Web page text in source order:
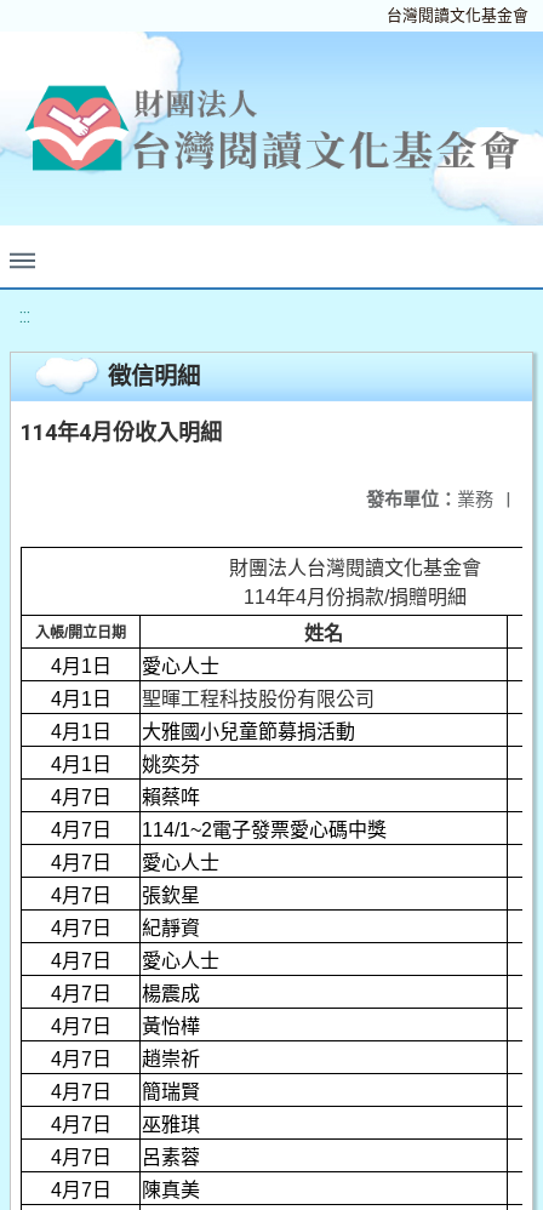
台灣閱讀文化基金會
:::
徵信明細
114年4月份收入明細
發布單位： 業務 |
財團法人台灣閱讀文化基金會
114年4月份捐款/捐贈明細
入帳/開立日期
姓名
4月1日
愛心人士
4月1日
聖暉工程科技股份有限公司
4月1日
大雅國小兒童節募捐活動
4月1日
姚奕芬
4月7日
賴蔡哖
4月7日
114/1~2電子發票愛心碼中獎
4月7日
愛心人士
4月7日
張欽星
4月7日
紀靜資
4月7日
愛心人士
4月7日
楊震成
4月7日
黃怡樺
4月7日
趙崇祈
4月7日
簡瑞賢
4月7日
巫雅琪
4月7日
呂素蓉
4月7日
陳真美